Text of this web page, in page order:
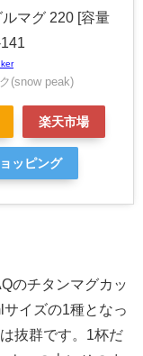
マグ 220 [容量
(snow peak)
楽天市場
ッピング
のチタンマグカッ
イズの1種となっ
抜群です。1杯だ